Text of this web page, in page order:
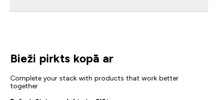
Bieži pirkts kopā ar
Complete your stack with products that work better
together